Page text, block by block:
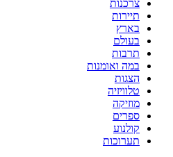
צרכנות
תיירות
בארץ
בעולם
תרבות
במה ואומנות
הצגות
טלוויזיה
מוזיקה
ספרים
קולנוע
תערוכות